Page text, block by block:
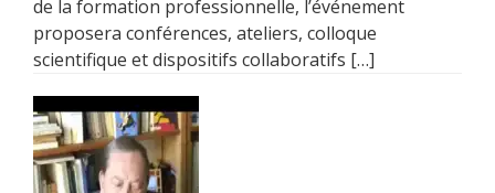
de la formation professionnelle, l’événement
proposera conférences, ateliers, colloque
scientifique et dispositifs collaboratifs […]